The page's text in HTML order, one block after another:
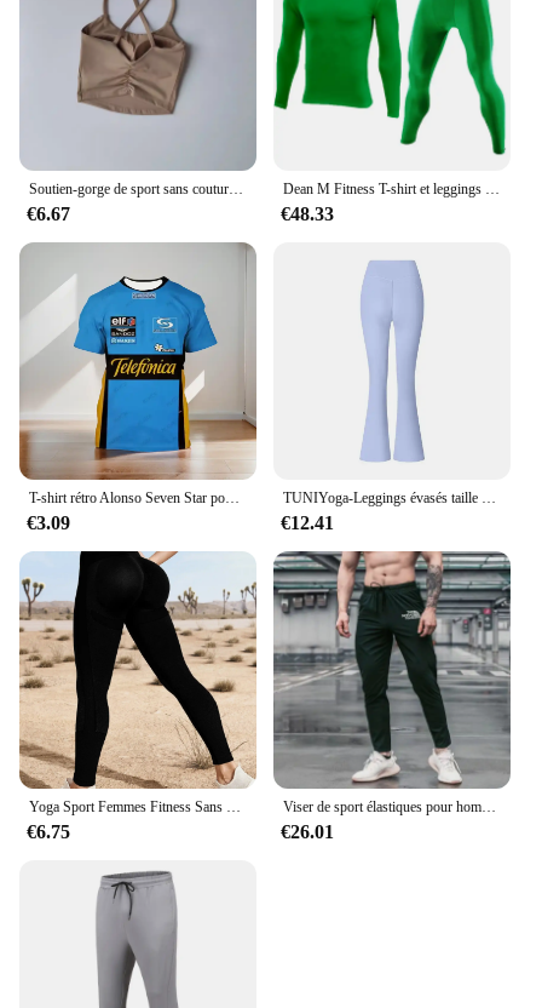
Soutien-gorge de sport sans couture pour femme, haut de fitness, yoga, course à pied, sous-vêtements de sport, push-up, noir, beauté
€6.67
Dean M Fitness T-shirt et leggings de sport à manches longues pour hommes, survêtements de course, ensemble de yoga, ski, basket-ball, vêtements de football trempés, 96
€48.33
T-shirt rétro Alonso Seven Star pour hommes, col rond, manches courtes, course de rue en plein air, sports pour enfants, séchage rapide, été, 2024
€3.09
TUNIYoga-Leggings évasés taille haute pour femmes, pantalons de yoga, pantalons d'entraînement, pantalons de sport de course, contrôle des jambes larges
€12.41
Yoga Sport Femmes Fitness Sans Couture Leggings D'entraînement Mode Push Up Leggings Gym Femmes Pantalons
€6.75
Viser de sport élastiques pour hommes, pantalons de survêtement de jogging, leggings de poche FJZipper, entraînement en plein air, salle de sport, fitness, décontracté, été
€26.01